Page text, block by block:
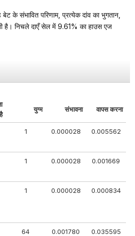
बेट के संभावित परिणाम, प्रत्येक दांव का भुगतान,
है। निचले दाएँ सेल में 9.61% का हाउस एज
है
युग्म संभावना वापस करना
1 0.000028 0.005562
1 0.000028 0.001669
1 0.000028 0.000834
64 0.001780 0.035595